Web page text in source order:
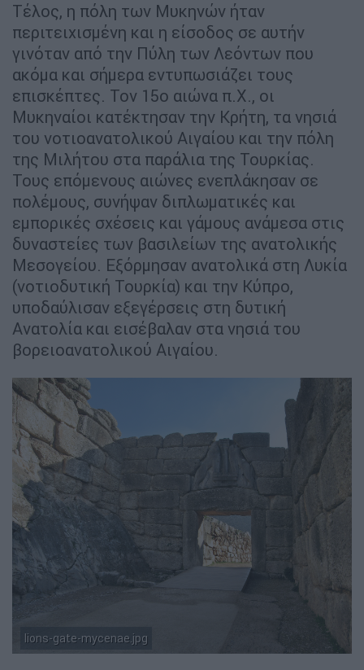
Τέλος, η πόλη των Μυκηνών ήταν
περιτειχισμένη και η είσοδος σε αυτήν
γινόταν από την Πύλη των Λεόντων που
ακόμα και σήμερα εντυπωσιάζει τους
επισκέπτες. Τον 15ο αιώνα π.Χ., οι
Μυκηναίοι κατέκτησαν την Κρήτη, τα νησιά
του νοτιοανατολικού Αιγαίου και την πόλη
της Μιλήτου στα παράλια της Τουρκίας.
Τους επόμενους αιώνες ενεπλάκησαν σε
πολέμους, συνήψαν διπλωματικές και
εμπορικές σχέσεις και γάμους ανάμεσα στις
δυναστείες των βασιλείων της ανατολικής
Μεσογείου. Εξόρμησαν ανατολικά στη Λυκία
(νοτιοδυτική Τουρκία) και την Κύπρο,
υποδαύλισαν εξεγέρσεις στη δυτική
Ανατολία και εισέβαλαν στα νησιά του
βορειοανατολικού Αιγαίου.
lions-gate-mycenae.jpg
H Πύλη των Λεόντων στις Μυκήνες (Wikipedia)